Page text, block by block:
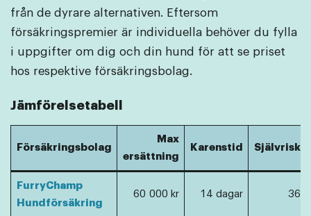
från de dyrare alternativen. Eftersom
försäkringspremier är individuella behöver du fylla
i uppgifter om dig och din hund för att se priset
hos respektive försäkringsbolag.
Jämförelsetabell
Försäkringsbolag
Max
ersättning
Karenstid
FurryChamp
Hundförsäkring
60 000 kr 14 dagar 365